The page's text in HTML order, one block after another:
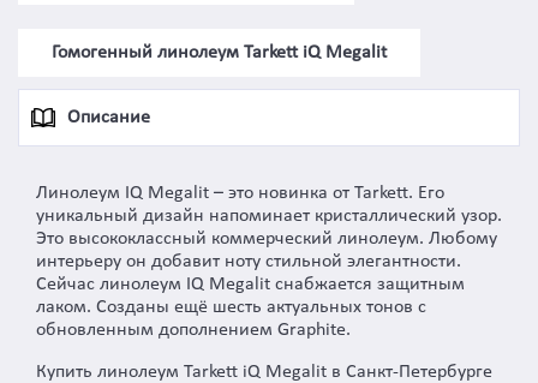
Гомогенный линолеум Tarkett iQ Megalit
Описание
Линолеум IQ Megalit – это новинка от Tarkett. Его
уникальный дизайн напоминает кристаллический узор.
Это высококлассный коммерческий линолеум. Любому
интерьеру он добавит ноту стильной элегантности.
Сейчас линолеум IQ Megalit снабжается защитным
лаком. Созданы ещё шесть актуальных тонов с
обновленным дополнением Graphite.
Купить линолеум Tarkett iQ Megalit в Санкт-Петербурге